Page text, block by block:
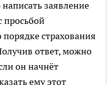
заявление
просьбой
страхования
ответ, можно
он начнёт
ему этот